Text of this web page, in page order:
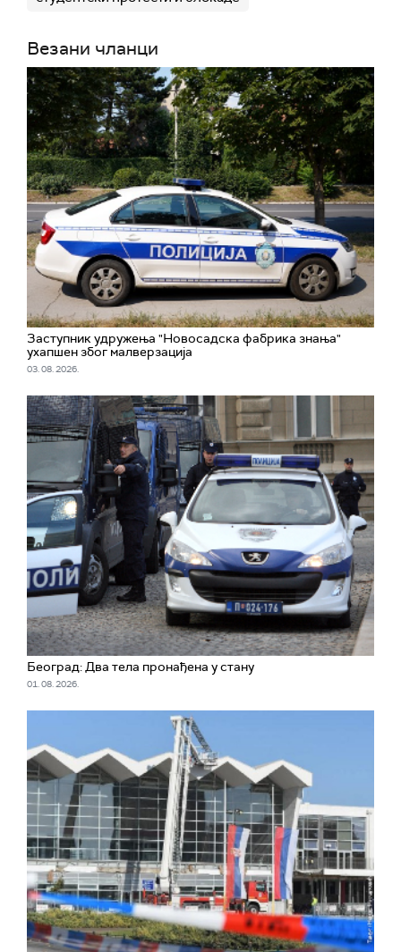
Везани чланци
Заступник удружења "Новосадска фабрика знања"
ухапшен због малверзација
03. 08. 2026.
Београд: Два тела пронађена у стану
01. 08. 2026.